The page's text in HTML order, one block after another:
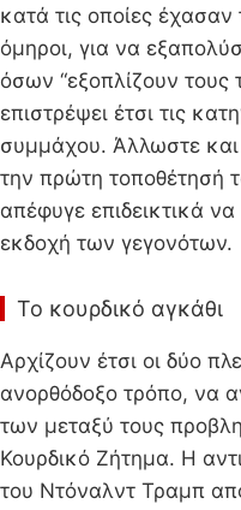
κατά τις οποίες
όμηροι, για να
όσων “εξοπλίζουν τους
επιστρέψει έτσι τις
συμμάχου. Άλλωστε και
την πρώτη τοποθέτησή
απέφυγε επιδεικτικά να
εκδοχή των γεγονότων.
Το κουρδικό αγκάθι
Αρχίζουν έτσι οι δύο
ανορθόδοξο τρόπο, να
των μεταξύ τους
Κουρδικό Ζήτημα. Η
του Ντόναλντ Τραμπ